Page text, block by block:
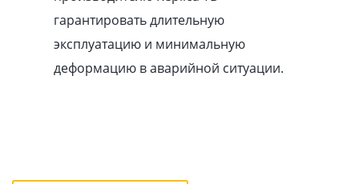
гарантировать длительную
эксплуатацию и минимальную
деформацию в аварийной ситуации.